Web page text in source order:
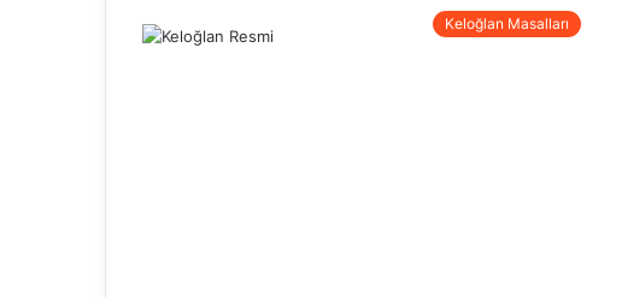
Keloğlan Masalları